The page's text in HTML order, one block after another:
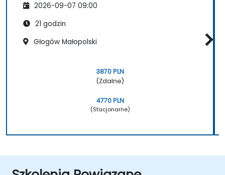
2026-09-07 09:00
21 godzin
Głogów Małopolski
3870 PLN
(Zdalne)
4770 PLN
(Stacjonarne)